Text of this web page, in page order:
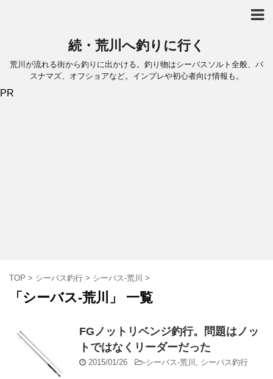
続・荒川へ釣りに行く
荒川が流れる街から釣りに出かける。釣り物はシーバスソルト全般、バ
スナマズ、オフショアなど。インプレや初心者向け情報も。
PR
TOP > シーバス釣行 > シーバス-荒川 >
「シーバス-荒川」 一覧
FGノットリベンジ釣行。問題はノッ
トではなくリーダーだった
2015/01/26 -シーバス-荒川 , シーバス釣行